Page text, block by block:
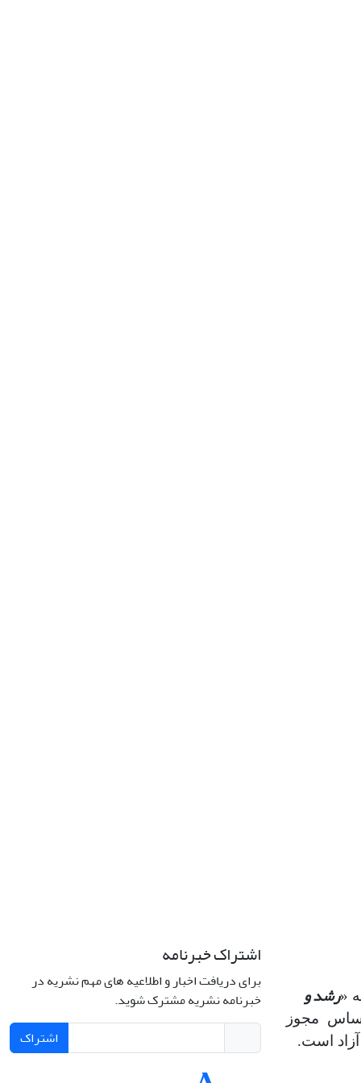
«رشد و
مجوز
است.
اشتراک خبرنامه
برای دریافت اخبار و اطلاعیه های مهم نشریه در
خبرنامه نشریه مشترک شوید.
اشتراک